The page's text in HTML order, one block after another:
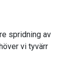
spridning av
vi tyvärr